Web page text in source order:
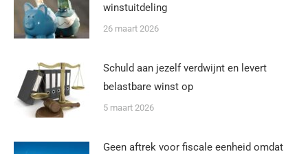
winstuitdeling
26 maart 2026
Schuld aan jezelf verdwijnt en levert
belastbare winst op
5 maart 2026
Geen aftrek voor fiscale eenheid omdat